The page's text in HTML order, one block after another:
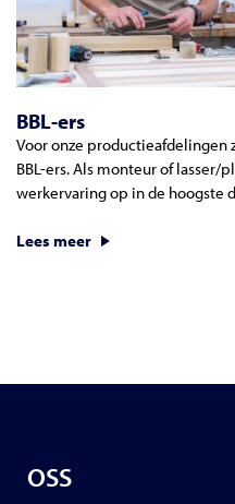
BBL-ers
Voor onze productieafdelingen
BBL-ers. Als monteur of lasser/
werkervaring op in de hoogste
Lees meer
OSS